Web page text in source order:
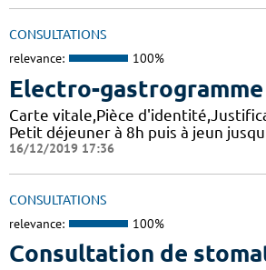
CONSULTATIONS
relevance: 100%
Electro-gastrogramme
Carte vitale,Pièce
Petit déjeuner à 8h puis à jeun
16/12/2019 17:36
CONSULTATIONS
relevance: 100%
Consultation de